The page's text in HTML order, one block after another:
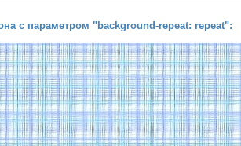
с параметром "background-repeat: repeat":